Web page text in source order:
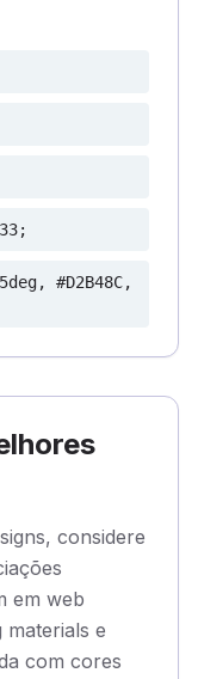
#D2B48C,
considere
em web
materials e
com cores